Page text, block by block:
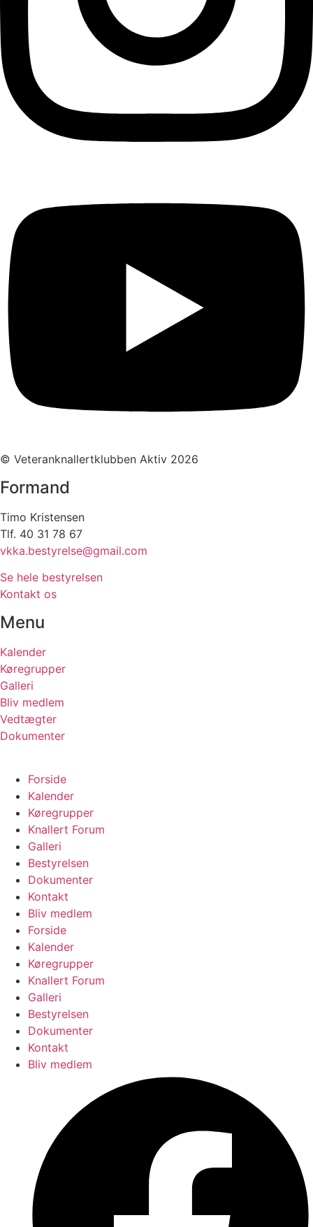
© Veteranknallertklubben Aktiv 2026
Formand
Timo Kristensen
Tlf. 40 31 78 67
vkka.bestyrelse@gmail.com
Se hele bestyrelsen
Kontakt os
Menu
Kalender
Køregrupper
Galleri
Bliv medlem
Vedtægter
Dokumenter
Forside
Kalender
Køregrupper
Knallert Forum
Galleri
Bestyrelsen
Dokumenter
Kontakt
Bliv medlem
Forside
Kalender
Køregrupper
Knallert Forum
Galleri
Bestyrelsen
Dokumenter
Kontakt
Bliv medlem